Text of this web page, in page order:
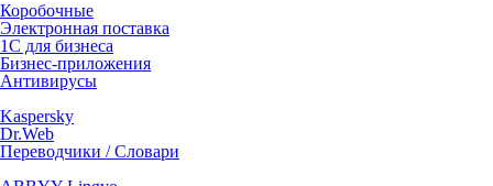
Коробочные
Электронная поставка
1С для бизнеса
Бизнес-приложения
Антивирусы
Kaspersky
Dr.Web
Переводчики / Словари